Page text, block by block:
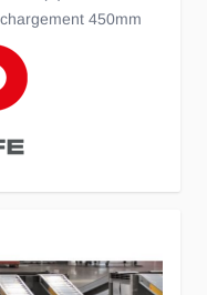
450mm